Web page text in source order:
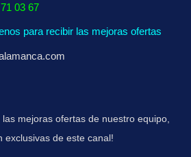
03 67
para recibir las mejoras ofertas
mejoras ofertas de nuestro equipo,
exclusivas de este canal!